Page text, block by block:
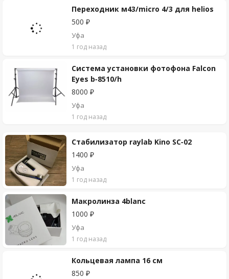
Переходник м43/micro 4/3 для helios
500 ₽
Уфа
1 год назад
Система установки фотофона Falcon
Eyes b-8510/h
8000 ₽
Уфа
1 год назад
Стабилизатор raylab Kino SC-02
1400 ₽
Уфа
1 год назад
Макролинза 4blanc
1000 ₽
Уфа
1 год назад
Кольцевая лампа 16 см
850 ₽